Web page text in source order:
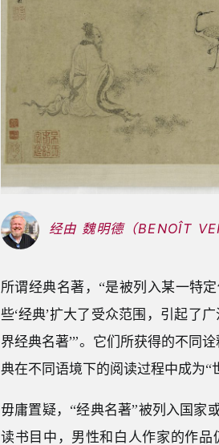
经由 魏明德（BENOÎT
所谓经典名著，“是被列入某一特
些‘经典’扩大了受众范围，引起了
界经典名著’”。它们所获得的不同
典在不同语境下的阅读过程中成为“
毋庸置疑，“经典名著”被列入国家
读书目中，男性和白人作家的作